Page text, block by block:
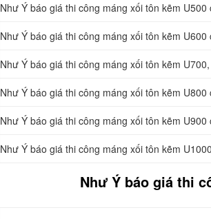
Như Ý báo giá thi công máng xối tôn kẽm
Như Ý báo giá thi công máng xối tôn kẽm
Như Ý báo giá thi công máng xối tôn kẽm
Như Ý báo giá thi công máng xối tôn kẽm
Như Ý báo giá thi công máng xối tôn kẽm
Như Ý báo giá thi công máng xối tôn kẽm
Như Ý báo giá thi